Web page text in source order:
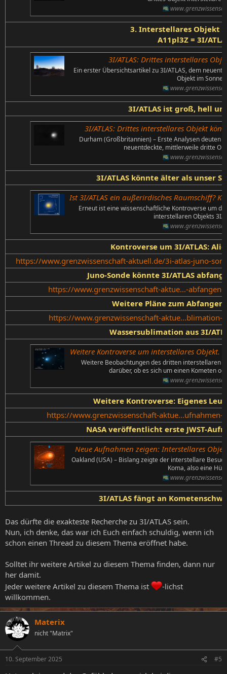
3. Interstellares Objekt
A11pl3Z = 3I/
3I/ATLAS: Drittes interstellares
Ein erster Übersichtsartikel zu 3I/ATLAS, dem
Objekt im
3I/ATLAS ist groß, hell
3I/ATLAS: Drittes interstellares Objekt
Durham (Großbritannien) – Erste Analysen deuten
neuentdeckte, mittlerweile dritte
3I/ATLAS könnte älter als unser
Ist 3I/ATLAS ein außerirdisches Raumschiff?
Erneut ist eine wissenschaftliche Kontroverse um
interstellaren Objekts 3I/
Kontroverse um 3I/ATLAS:
https://www.grenzwissenschaft-aktuell.de/3i-atlas-juno-
Juno-Sonde könnte 3I/ATLAS
https://www.grenzwissenschaft-aktue...-
Weitere Pläne zum Abfangen
https://www.grenzwissenschaft-aktue...blimation-
Wassersublimation aus 3I/
Weitere Kontroverse um interstellares Objekt.
Weitere Beobachtungen des dritten interstellaren
darüber, ob es sich um einen Kometen
Weitere Kontroverse: Eigenes
https://www.grenzwissenschaft-
NASA veröffentlicht erste JWST-
Neue Aufnahmen zeigen: Interstellares
Oakland (USA) – Bislang zeigte der interstellare
Koma, also eine
3I/ATLAS fängt an
Das dürfte die exakteste Recherche zu 3I/ATLAS sein.
Nun, ich denke, das war ich Euch einfach schuldig, wenn ich
schon einen Thread zu diesem Thema eröffnet habe.
Solltet ihr weitere Artikel zu diesem Thema finden, dann nur
her damit.
Jeder weitere Artikel zu diesem Thema ist
-lichst
willkommen.
Materix
nicht "Matrix"
10. September 2025 #5